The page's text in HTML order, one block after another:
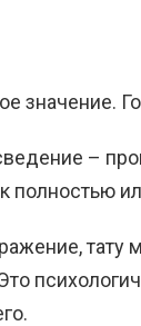
значение.
–
полностью
тату